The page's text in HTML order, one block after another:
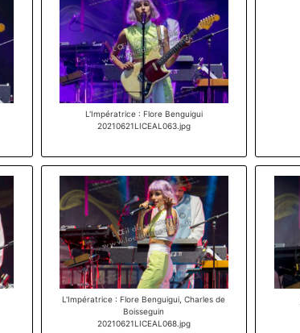
L'Impératrice : Flore Benguigui
20210621LICEAL063.jpg
L'Impératrice : Flore Benguigui, Charles de
Boisseguin
20210621LICEAL068.jpg